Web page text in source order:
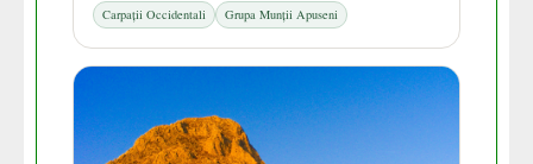
Carpații Occidentali
Grupa Munții Apuseni